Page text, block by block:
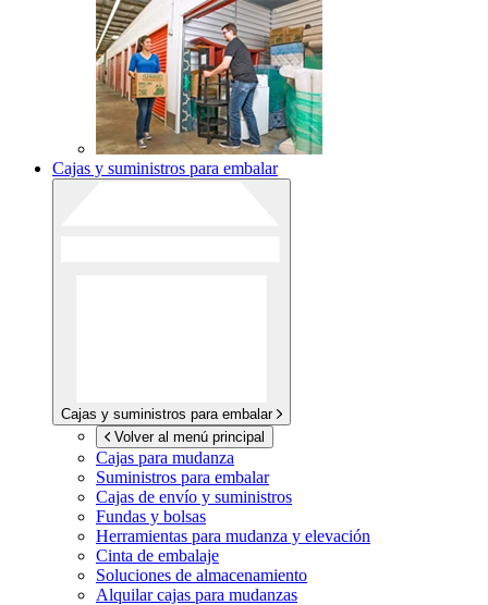
Cajas y suministros para embalar
Cajas y suministros para embalar
Volver al menú principal
Cajas para mudanza
Suministros para embalar
Cajas de envío y suministros
Fundas y bolsas
Herramientas para mudanza y elevación
Cinta de embalaje
Soluciones de almacenamiento
Alquilar cajas para mudanzas